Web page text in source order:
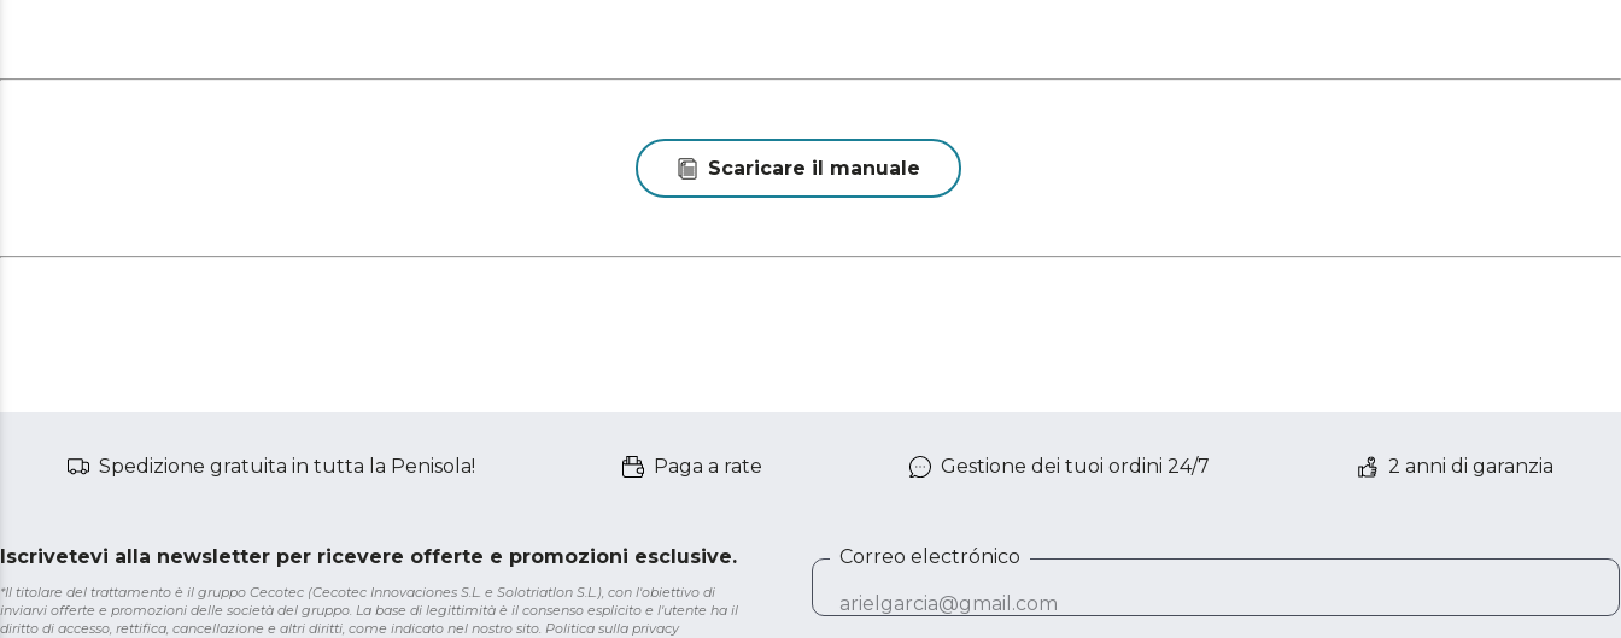
Scaricare il manuale
Spedizione gratuita in tutta la Penisola! Paga a rate Gestione dei tuoi ordini 24/7 2 anni di garanzia
Iscrivetevi alla newsletter per ricevere offerte e promozioni esclusive.
*Il titolare del trattamento è il gruppo Cecotec (Cecotec Innovaciones S.L. e Solotriatlon S.L.), con l'obiettivo di
inviarvi offerte e promozioni delle società del gruppo. La base di legittimità è il consenso esplicito e l'utente ha il
diritto di accesso, rettifica, cancellazione e altri diritti, come indicato nel nostro sito. Politica sulla privacy
Correo electrónico